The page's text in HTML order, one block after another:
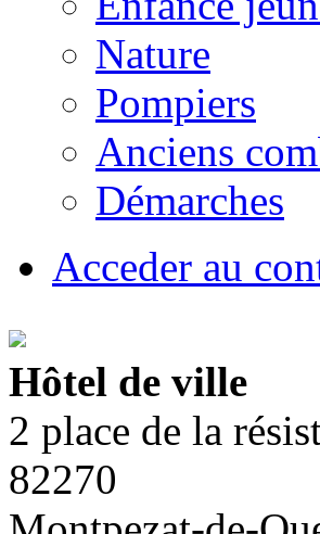
Nature
Pompiers
Anciens
Démarches
Acceder au
Hôtel de ville
2 place de la
82270